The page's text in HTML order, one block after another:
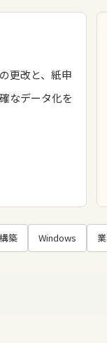
更改と、紙申
なデータ化を
築 Windows